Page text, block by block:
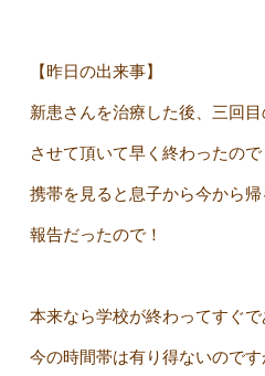
【昨日の出来事】
新患さんを治療した後、三回
させて頂いて早く終わったので
携帯を見ると息子から今から帰
報告だったので！
本来なら学校が終わってすぐ
今の時間帯は有り得ないのです